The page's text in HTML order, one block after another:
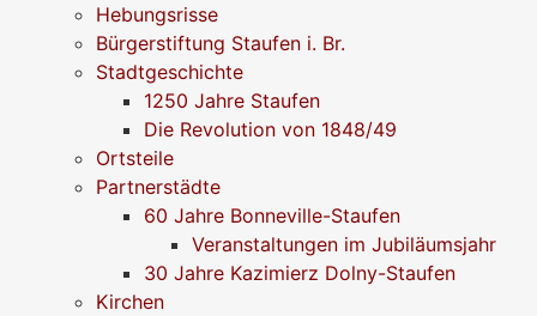
Hebungsrisse
Bürgerstiftung Staufen i. Br.
Stadtgeschichte
1250 Jahre Staufen
Die Revolution von 1848/49
Ortsteile
Partnerstädte
60 Jahre Bonneville-Staufen
Veranstaltungen im Jubiläumsjahr
30 Jahre Kazimierz Dolny-Staufen
Kirchen